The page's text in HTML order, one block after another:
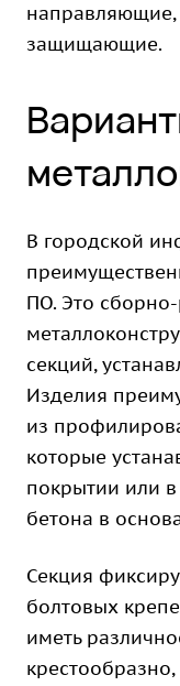
защищающие.
В городской
ПО. Это
секций,
Изделия
из
которые
покрытии или в
бетона в
Секция
болтовых
иметь